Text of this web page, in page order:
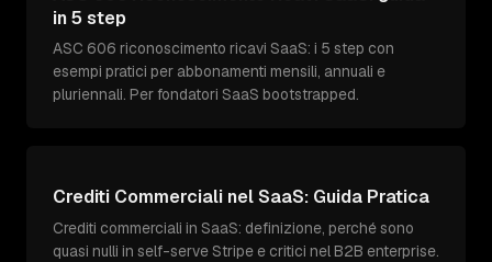
in 5 step
ASC 606 riconoscimento ricavi SaaS: i 5 step con
esempi pratici per abbonamenti mensili, annuali e
pluriennali. Per fondatori SaaS bootstrapped.
Crediti Commerciali nel SaaS: Guida Pratica
Crediti commerciali in SaaS: definizione, perché sono
quasi nulli in self-serve Stripe e critici nel B2B enterprise.